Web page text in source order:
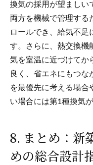
換気の採用が望ましい
両方を機械で管理する
ロールでき、給気不足
す。さらに、熱交換機
気を室温に近づけてか
良く、省エネにもつな
を最優先に考える場合
い場合には第1種換気
8. まとめ：新
めの総合設計